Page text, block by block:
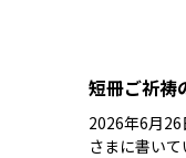
短冊ご祈祷
2026年6月
さまに書い